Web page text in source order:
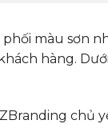
màu sơn
hàng.
chủ